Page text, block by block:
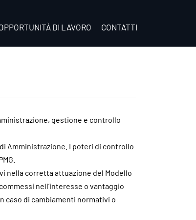
DI LAVORO CONTATTI
gestione e controllo
Amministrazione. I poteri di controllo
nella corretta attuazione del Modello
nell’interesse o vantaggio
caso di cambiamenti normativi o